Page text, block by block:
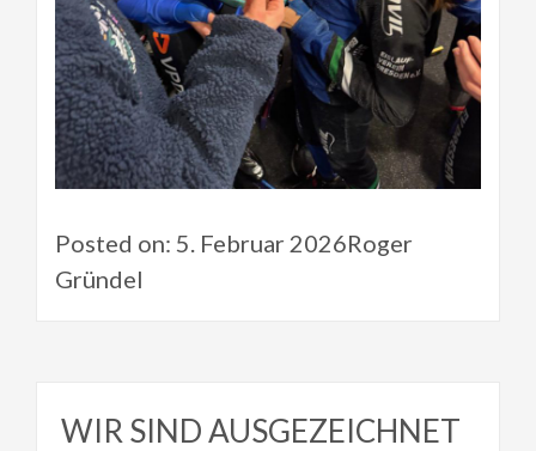
Posted on: 5. Februar 2026Roger
Gründel
WIR SIND AUSGEZEICHNET